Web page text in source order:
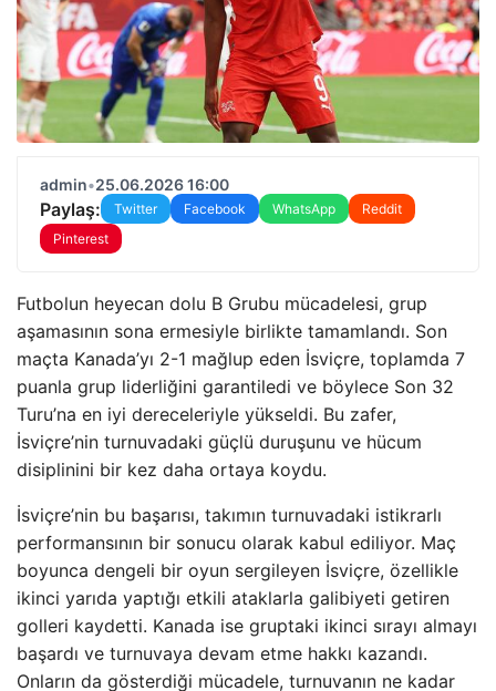
admin•25.06.2026 16:00
Paylaş: Twitter Facebook WhatsApp
Reddit
Pinterest
Futbolun heyecan dolu B Grubu mücadelesi, grup
aşamasının sona ermesiyle birlikte tamamlandı. Son
maçta Kanada’yı 2-1 mağlup eden İsviçre, toplamda 7
puanla grup liderliğini garantiledi ve böylece Son 32
Turu’na en iyi dereceleriyle yükseldi. Bu zafer,
İsviçre’nin turnuvadaki güçlü duruşunu ve hücum
disiplinini bir kez daha ortaya koydu.
İsviçre’nin bu başarısı, takımın turnuvadaki istikrarlı
performansının bir sonucu olarak kabul ediliyor. Maç
boyunca dengeli bir oyun sergileyen İsviçre, özellikle
ikinci yarıda yaptığı etkili ataklarla galibiyeti getiren
golleri kaydetti. Kanada ise gruptaki ikinci sırayı almayı
başardı ve turnuvaya devam etme hakkı kazandı.
Onların da gösterdiği mücadele, turnuvanın ne kadar